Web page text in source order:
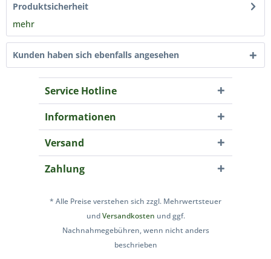
Produktsicherheit
mehr
Kunden haben sich ebenfalls angesehen
Service Hotline
Informationen
Versand
Zahlung
* Alle Preise verstehen sich zzgl. Mehrwertsteuer
undVersandkosten und ggf.
Nachnahmegebühren, wenn nicht anders
beschrieben